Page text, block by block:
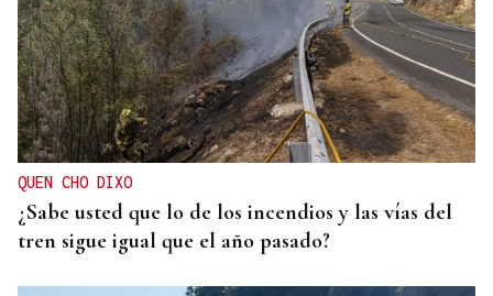
QUEN CHO DIXO
¿Sabe usted que lo de los incendios y las vías del
tren sigue igual que el año pasado?